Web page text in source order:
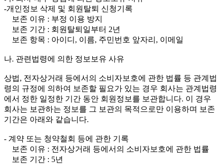
-개인정보 삭제 및 회원탈퇴 신청기록
보존 이유 : 부정 이용 방지
보존 기간 : 회원탈퇴일부터 2년
보존 항목 : 아이디, 이름, 주민번호 앞자리, 이메일
나. 관련법령에 의한 정보보유 사유
상법, 전자상거래 등에서의 소비자보호에 관한 법률 등 관계법
령의 규정에 의하여 보존할 필요가 있는 경우 회사는 관계법령
에서 정한 일정한 기간 동안 회원정보를 보관합니다. 이 경우
회사는 보관하는 정보를 그 보관의 목적으로만 이용하며 보존
기간은 아래와 같습니다.
- 계약 또는 청약철회 등에 관한 기록
보존 이유 : 전자상거래 등에서의 소비자보호에 관한 법률
보존 기간 : 5년